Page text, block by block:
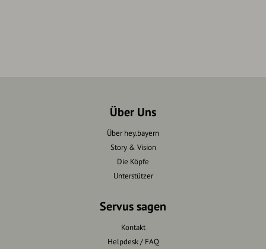
Über Uns
Über hey.bayern
Story & Vision
Die Köpfe
Unterstützer
Servus sagen
Kontakt
Helpdesk / FAQ